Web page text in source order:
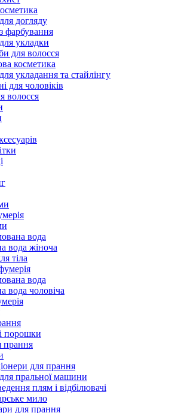
догляду
фарбування
укладки
для волосся
косметика
укладання та стайлінгу
для чоловіків
волосся
вода
вода жіноча
тіла
вода
вода чоловіча
порошки
прання
для прання
пральної машини
плям і відбілювачі
мило
для прання